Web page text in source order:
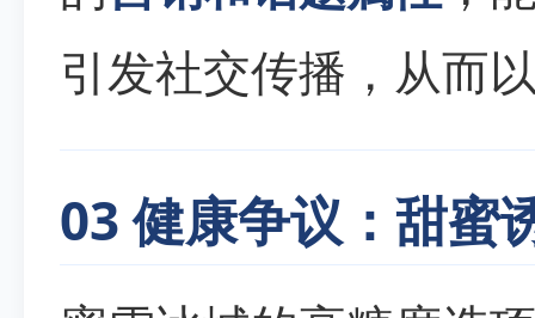
引发社交传播，从而
03 健康争议：甜蜜